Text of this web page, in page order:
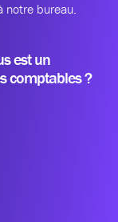
notre bureau.
est un
comptables ?